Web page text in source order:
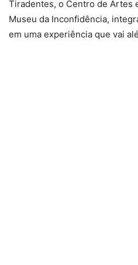
Tiradentes, o Centro de Artes
Museu da Inconfidência,
em uma experiência que vai